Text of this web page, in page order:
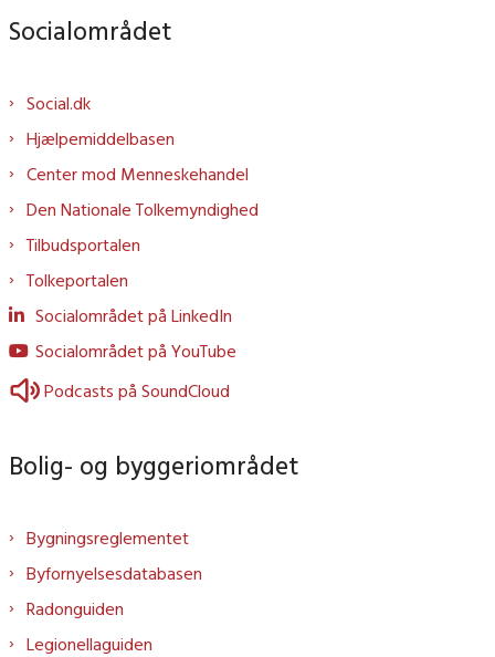
Socialområdet
Social.dk
Hjælpemiddelbasen
Center mod Menneskehandel
Den Nationale Tolkemyndighed
Tilbudsportalen
Tolkeportalen
Socialområdet på LinkedIn
Socialområdet på YouTube
Podcasts på SoundCloud
Bolig- og byggeriområdet
Bygningsreglementet
Byfornyelsesdatabasen
Radonguiden
Legionellaguiden